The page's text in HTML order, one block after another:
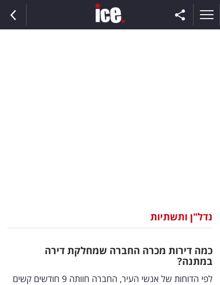
וצרכנות
דיגיטל
וטק
נדל"ן ותשתיות
כמה דירות מכרה החברה שמחלקת דירה
במתנה?
לפי הדוחות של אנשי העיר, החברה חוותה 9 חודשים קשים